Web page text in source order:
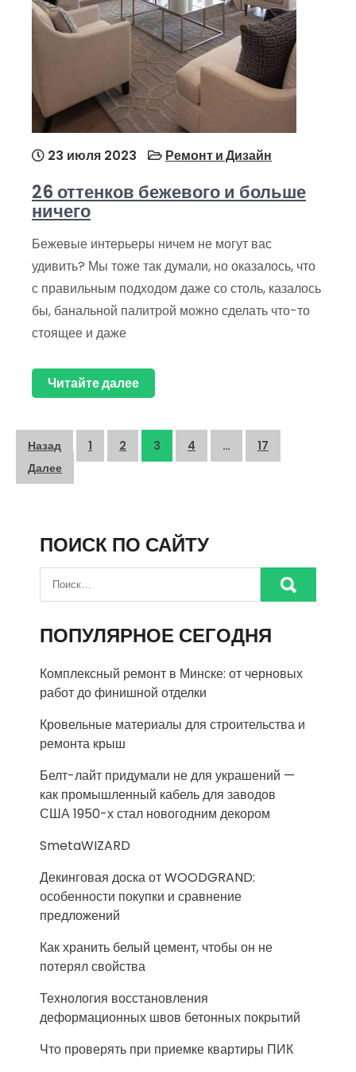
23 июля 2023 Ремонт и Дизайн
26 оттенков бежевого и больше
ничего
Бежевые интерьеры ничем не могут вас
удивить? Мы тоже так думали, но оказалось, что
с правильным подходом даже со столь, казалось
бы, банальной палитрой можно сделать что-то
стоящее и даже
Читайте далее
Пагинация
записей
Назад 1 2 3 4 …
17
Далее
ПОИСК ПО САЙТУ
ПОПУЛЯРНОЕ СЕГОДНЯ
Комплексный ремонт в Минске: от черновых
работ до финишной отделки
Кровельные материалы для строительства и
ремонта крыш
Белт-лайт придумали не для украшений —
как промышленный кабель для заводов
США 1950-х стал новогодним декором
SmetaWIZARD
Декинговая доска от WOODGRAND:
особенности покупки и сравнение
предложений
Как хранить белый цемент, чтобы он не
потерял свойства
Технология восстановления
деформационных швов бетонных покрытий
Что проверять при приемке квартиры ПИК